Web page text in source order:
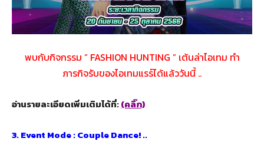
พบกับกิจกรรม ” FASHION HUNTING ” เต้นล่าไอเทม ทำ
ภารกิจรับของไอเทมแรร์ได้แล้ววันนี้ ..
อ่านรายละเอียดเพิ่มเติมได้ที่:(คลิ๊ก)
3. Event Mode : Couple Dance! ..